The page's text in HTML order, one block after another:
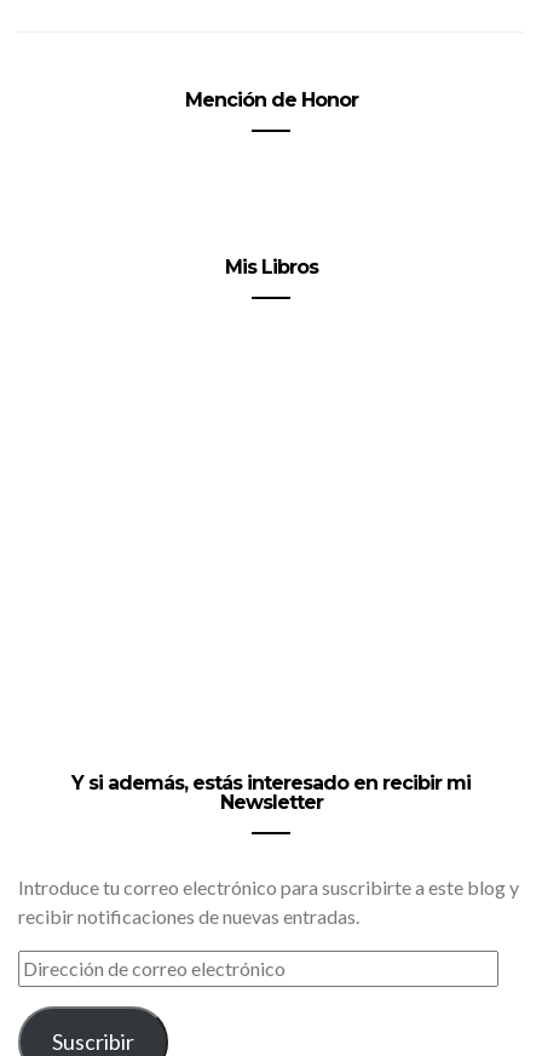
Mención de Honor
Mis Libros
Y si además, estás interesado en recibir mi
Newsletter
Introduce tu correo electrónico para suscribirte a este blog y
recibir notificaciones de nuevas entradas.
DIRECCIÓN
DE
CORREO
ELECTRÓNICO
Suscribir